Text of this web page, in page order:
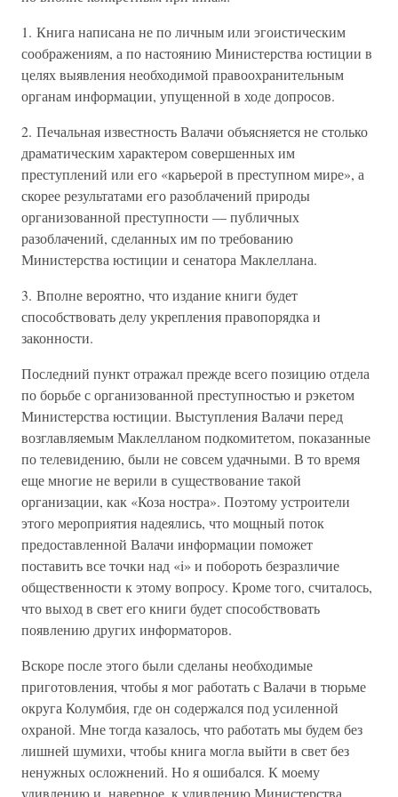
1. Книга написана не по личным или эгоистическим
соображениям, а по настоянию Министерства юстиции в
целях выявления необходимой правоохранительным
органам информации, упущенной в ходе допросов.
2. Печальная известность Валачи объясняется не столько
драматическим характером совершенных им
преступлений или его «карьерой в преступном мире», а
скорее результатами его разоблачений природы
организованной преступности — публичных
разоблачений, сделанных им по требованию
Министерства юстиции и сенатора Маклеллана.
3. Вполне вероятно, что издание книги будет
способствовать делу укрепления правопорядка и
законности.
Последний пункт отражал прежде всего позицию отдела
по борьбе с организованной преступностью и рэкетом
Министерства юстиции. Выступления Валачи перед
возглавляемым Маклелланом подкомитетом, показанные
по телевидению, были не совсем удачными. В то время
еще многие не верили в существование такой
организации, как «Коза ностра». Поэтому устроители
этого мероприятия надеялись, что мощный поток
предоставленной Валачи информации поможет
поставить все точки над «i» и побороть безразличие
общественности к этому вопросу. Кроме того, считалось,
что выход в свет его книги будет способствовать
появлению других информаторов.
Вскоре после этого были сделаны необходимые
приготовления, чтобы я мог работать с Валачи в тюрьме
округа Колумбия, где он содержался под усиленной
охраной. Мне тогда казалось, что работать мы будем без
лишней шумихи, чтобы книга могла выйти в свет без
ненужных осложнений. Но я ошибался. К моему
удивлению и, наверное, к удивлению Министерства